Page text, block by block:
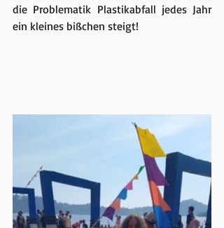
die Problematik Plastikabfall jedes Jahr
ein kleines bißchen steigt!